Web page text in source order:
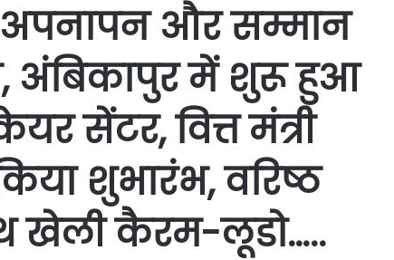
अपनापन और सम्मान
अंबिकापुर में शुरू हुआ
सेंटर, वित्त मंत्री
शुभारंभ, वरिष्ठ
खेली कैरम-लूडो…..